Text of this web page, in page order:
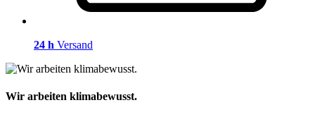
24 h Versand
Wir arbeiten klimabewusst.